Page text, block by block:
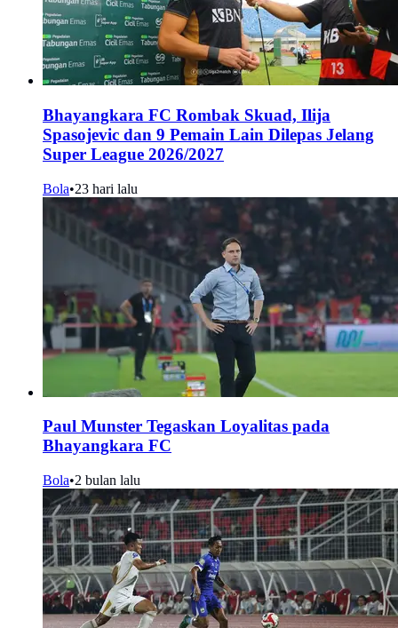
Bhayangkara FC Rombak Skuad, Ilija
Spasojevic dan 9 Pemain Lain Dilepas Jelang
Super League 2026/2027
Bola•23 hari lalu
Paul Munster Tegaskan Loyalitas pada
Bhayangkara FC
Bola•2 bulan lalu